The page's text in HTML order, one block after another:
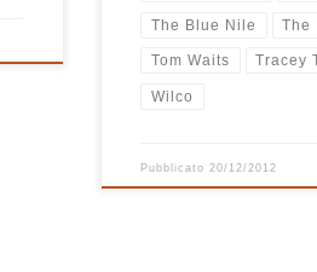
The Blue Nile The
Tom Waits Tracey
Wilco
Pubblicato 20/12/2012